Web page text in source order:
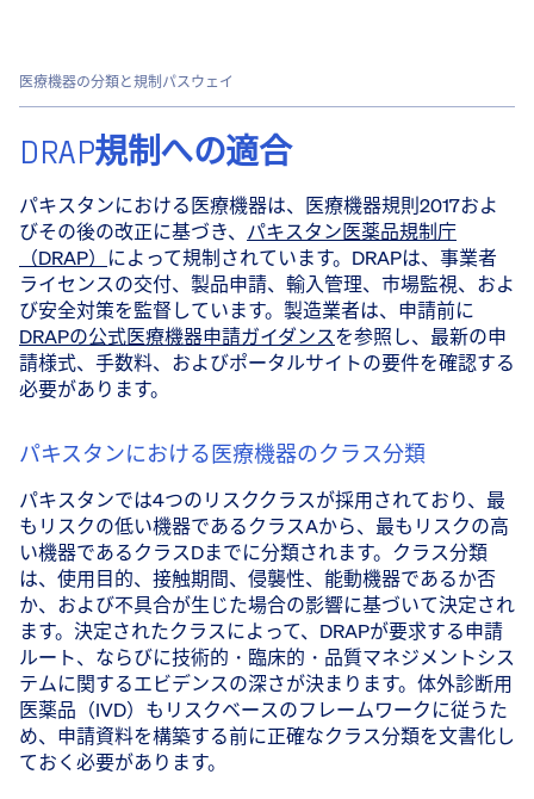
医療機器の分類と規制パスウェイ
DRAP規制への適合
パキスタンにおける医療機器は、医療機器規則2017およ
びその後の改正に基づき、 パキスタン医薬品規制庁
（DRAP） によって規制されています。DRAPは、事業者
ライセンスの交付、製品申請、輸入管理、市場監視、およ
び安全対策を監督しています。製造業者は、申請前に
DRAPの公式医療機器申請ガイダンスを参照し、最新の申
請様式、手数料、およびポータルサイトの要件を確認する
必要があります。
パキスタンにおける医療機器のクラス分類
パキスタンでは4つのリスククラスが採用されており、最
もリスクの低い機器であるクラスAから、最もリスクの高
い機器であるクラスDまでに分類されます。クラス分類
は、使用目的、接触期間、侵襲性、能動機器であるか否
か、および不具合が生じた場合の影響に基づいて決定され
ます。決定されたクラスによって、DRAPが要求する申請
ルート、ならびに技術的・臨床的・品質マネジメントシス
テムに関するエビデンスの深さが決まります。体外診断用
医薬品（IVD）もリスクベースのフレームワークに従うた
め、申請資料を構築する前に正確なクラス分類を文書化し
ておく必要があります。